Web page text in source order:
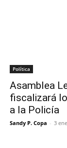
Política
Asamblea
fiscalizará
a la Policía
Sandy P. Copa - 3